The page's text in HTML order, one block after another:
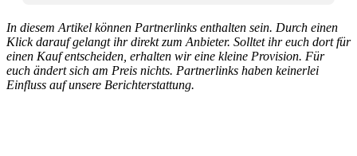
In diesem Artikel können Partnerlinks enthalten sein. Durch einen
Klick darauf gelangt ihr direkt zum Anbieter. Solltet ihr euch dort für
einen Kauf entscheiden, erhalten wir eine kleine Provision. Für
euch ändert sich am Preis nichts. Partnerlinks haben keinerlei
Einfluss auf unsere Berichterstattung.